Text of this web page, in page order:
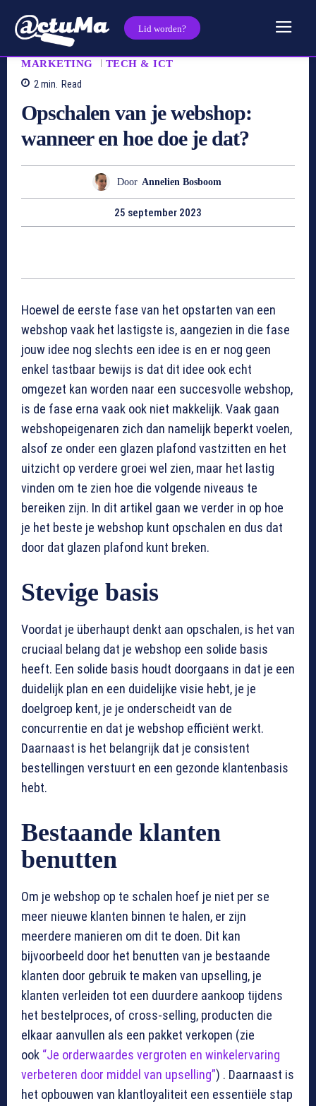
Lid worden?
MARKETING
TECH & ICT
2 min. Read
Opschalen van je webshop:
wanneer en hoe doe je dat?
Door Annelien Bosboom
25 september 2023
Hoewel de eerste fase van het opstarten van een
webshop vaak het lastigste is, aangezien in die fase
jouw idee nog slechts een idee is en er nog geen
enkel tastbaar bewijs is dat dit idee ook echt
omgezet kan worden naar een succesvolle webshop,
is de fase erna vaak ook niet makkelijk. Vaak gaan
webshopeigenaren zich dan namelijk beperkt voelen,
alsof ze onder een glazen plafond vastzitten en het
uitzicht op verdere groei wel zien, maar het lastig
vinden om te zien hoe die volgende niveaus te
bereiken zijn. In dit artikel gaan we verder in op hoe
je het beste je webshop kunt opschalen en dus dat
door dat glazen plafond kunt breken.
Stevige basis
Voordat je überhaupt denkt aan opschalen, is het van
cruciaal belang dat je webshop een solide basis
heeft. Een solide basis houdt doorgaans in dat je een
duidelijk plan en een duidelijke visie hebt, je je
doelgroep kent, je je onderscheidt van de
concurrentie en dat je webshop efficiënt werkt.
Daarnaast is het belangrijk dat je consistent
bestellingen verstuurt en een gezonde klantenbasis
hebt.
Bestaande klanten
benutten
Om je webshop op te schalen hoef je niet per se
meer nieuwe klanten binnen te halen, er zijn
meerdere manieren om dit te doen. Dit kan
bijvoorbeeld door het benutten van je bestaande
klanten door gebruik te maken van upselling, je
klanten verleiden tot een duurdere aankoop tijdens
het bestelproces, of cross-selling, producten die
elkaar aanvullen als een pakket verkopen (zie
ook “Je orderwaardes vergroten en winkelervaring
verbeteren door middel van upselling”) . Daarnaast is
het opbouwen van klantloyaliteit een essentiële stap